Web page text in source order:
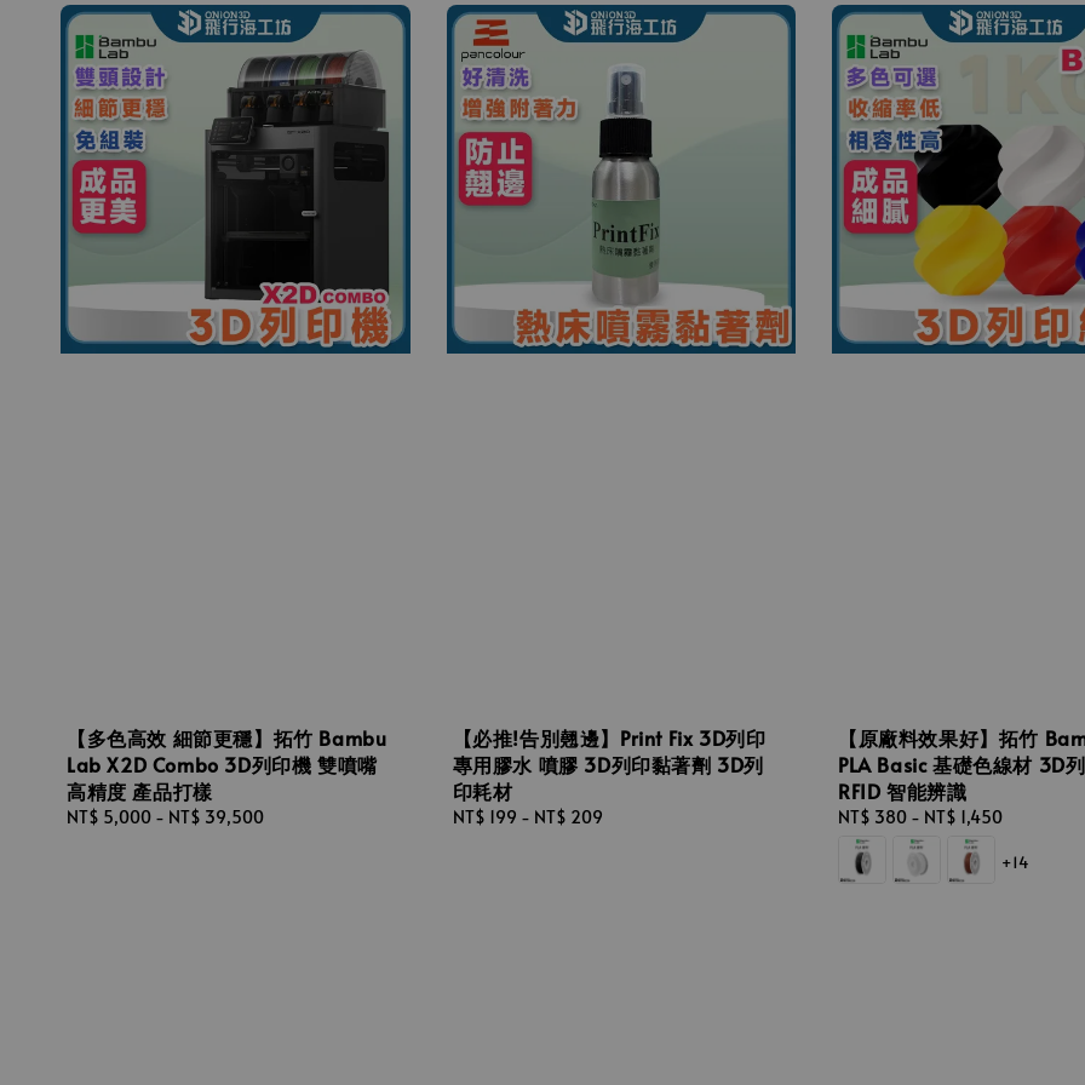
【多色高效 細節更穩】拓竹 Bambu
Lab X2D Combo 3D列印機 雙噴嘴
高精度 產品打樣
Regular
NT$ 5,000 - NT$ 39,500
【必推!告別翹邊】Print Fix 3D列印
專用膠水 噴膠 3D列印黏著劑 3D列
印耗材
Regular
NT$ 199 - NT$ 209
【原廠料效果好】拓竹
PLA Basic 基礎色線材 3D
RFID 智能辨識
Regular
price
NT$ 380 - NT$ 1,450
+14